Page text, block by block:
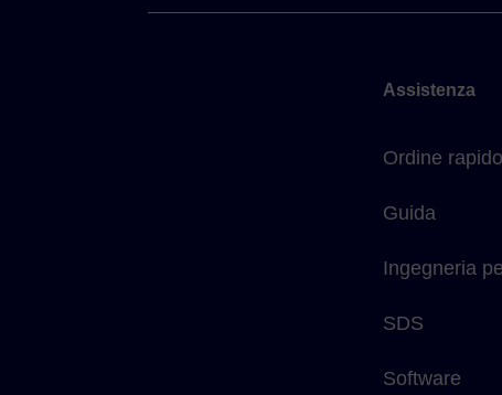
Assistenza
Ordine rapido
Guida
Ingegneria
SDS
Software